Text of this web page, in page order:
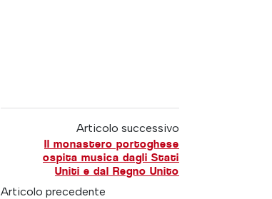
Articolo successivo
Il monastero portoghese
ospita musica dagli Stati
Uniti e dal Regno Unito
Articolo precedente